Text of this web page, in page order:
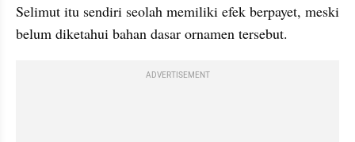
Selimut itu sendiri seolah memiliki efek berpayet, meski
belum diketahui bahan dasar ornamen tersebut.
ADVERTISEMENT